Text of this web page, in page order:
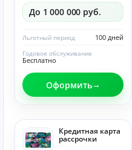
До 1 000 000 руб.
100 дней
Льготный период
Бесплатно
Годовое обслуживание
Оформить
Кредитная карта
рассрочки